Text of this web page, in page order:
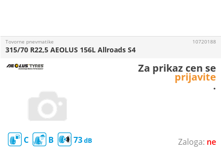
ne
Tovorne pnevmatike
C B 73
315/70 R22,5 AEOLUS 156L Allroads S4
10720188
Za prikaz cen se
prijavite
.